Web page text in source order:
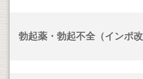
勃起薬・勃起不全（インポ改